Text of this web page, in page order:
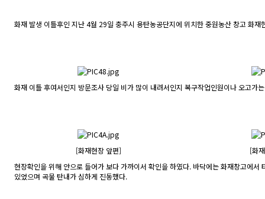
화재 발생 이틀후인 지난 4월 29일 충주시 용탄농공단지에 위치한 중원농산 창고 화재
화재 이틀 후여서인지 방문조사 당일 비가 많이 내려서인지 복구작업인원이나 오고가
[화재현장 앞편]
[화
현장확인을 위해 안으로 들어가 보다 가까이서 확인을 하였다. 바닥에는 화재창고에서
있었으며 곡물 탄내가 심하게 진동했다.